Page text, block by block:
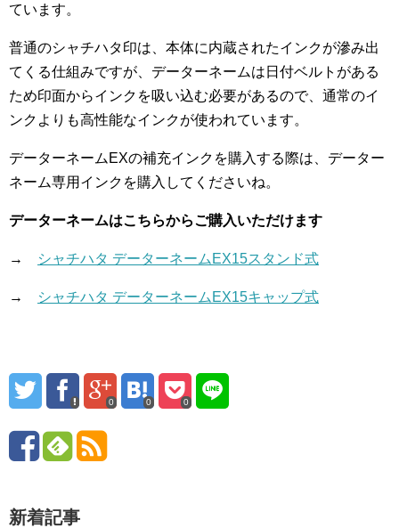
ています。
普通のシャチハタ印は、本体に内蔵されたインクが滲み出
てくる仕組みですが、データーネームは日付ベルトがある
ため印面からインクを吸い込む必要があるので、通常のイ
ンクよりも高性能なインクが使われています。
データーネームEXの補充インクを購入する際は、データー
ネーム専用インクを購入してくださいね。
データーネームはこちらからご購入いただけます
→ シャチハタ データーネームEX15スタンド式
→ シャチハタ データーネームEX15キャップ式
0 0 0
新着記事